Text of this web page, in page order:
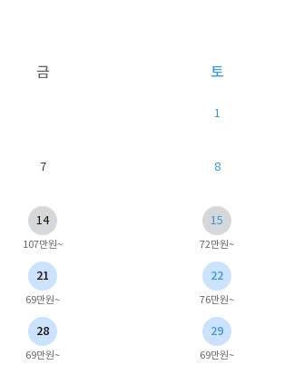
금 토
1
7 8
14
107만원~
15
72만원~
21
69만원~
22
76만원~
28
69만원~
29
69만원~